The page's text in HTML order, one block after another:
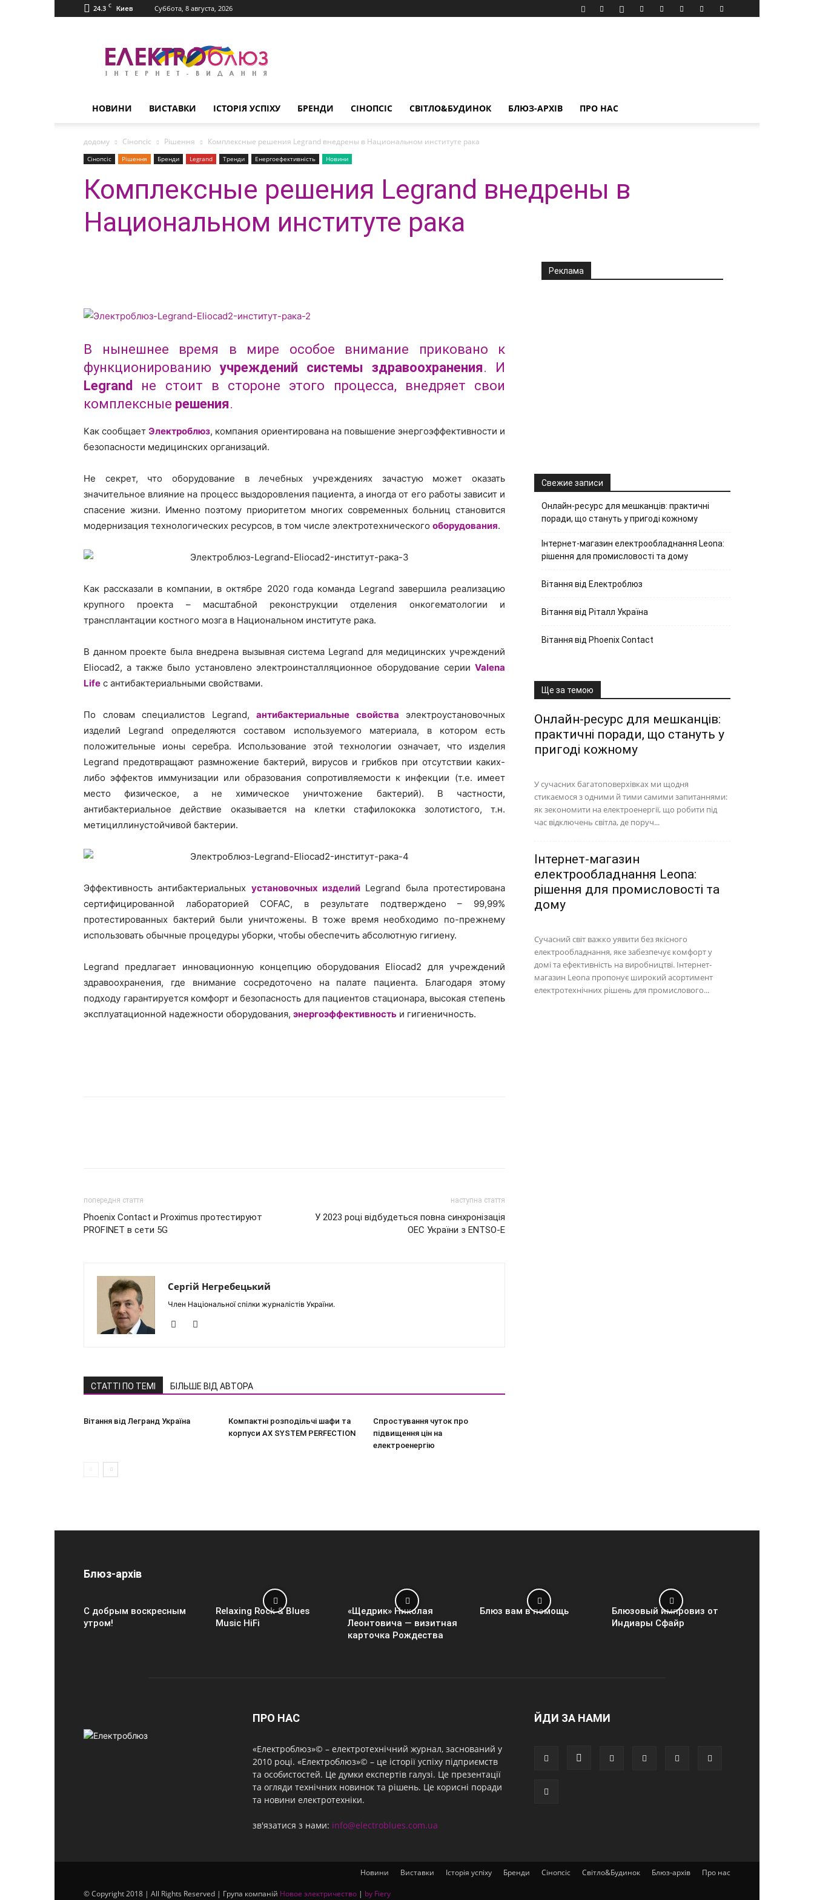
24.3 C Киев Суббота, 8 августа, 2026
НОВИНИ ВИСТАВКИ ІСТОРІЯ УСПІХУ БРЕНДИ СІНОПСІС СВІТЛО&БУДИНОК БЛЮЗ-АРХІВ ПРО НАС
додому Сінопсіс Рішення Комплексные решения Legrand внедрены в Национальном институте рака
Сінопсіс Рішення Бренди Legrand Тренди Енергоефективність Новини
Комплексные решения Legrand внедрены в
Национальном институте рака
В нынешнее время в мире особое внимание приковано к
функционированию учреждений системы здравоохранения. И
Legrand
не стоит в стороне этого процесса, внедряет свои
комплексные решения.
Как сообщаетЭлектроблюз, компания ориентирована на повышение энергоэффективности и
безопасности медицинских организаций.
Не секрет, что оборудование в лечебных учреждениях зачастую может оказать
значительное влияние на процесс выздоровления пациента, а иногда от его работы зависит и
спасение жизни. Именно поэтому приоритетом многих современных больниц становится
модернизация технологических ресурсов, в том числе электротехнического оборудования.
Как рассказали в компании, в октябре 2020 года команда Legrand завершила реализацию
крупного проекта – масштабной реконструкции отделения онкогематологии и
трансплантации костного мозга в Национальном институте рака.
В данном проекте была внедрена вызывная система Legrand для медицинских учреждений
Eliocad2, а также было установлено электроинсталляционное оборудование серии Valena
Life с антибактериальными свойствами.
По словам специалистов Legrand, антибактериальные свойства электроустановочных
изделий Legrand определяются составом используемого материала, в котором есть
положительные ионы серебра. Использование этой технологии означает, что изделия
Legrand предотвращают размножение бактерий, вирусов и грибков при отсутствии каких-
либо эффектов иммунизации или образования сопротивляемости к инфекции (т.е. имеет
место физическое, а не химическое уничтожение бактерий). В частности,
антибактериальное действие оказывается на клетки стафилококка золотистого, т.н.
метициллинустойчивой бактерии.
Эффективность антибактериальных установочных изделий Legrand была протестирована
сертифицированной лабораторией COFAC, в результате подтверждено – 99,99%
протестированных бактерий были уничтожены. В тоже время необходимо по-прежнему
использовать обычные процедуры уборки, чтобы обеспечить абсолютную гигиену.
Legrand предлагает инновационную концепцию оборудования Eliocad2 для учреждений
здравоохранения, где внимание сосредоточено на палате пациента. Благодаря этому
подходу гарантируется комфорт и безопасность для пациентов стационара, высокая степень
эксплуатационной надежности оборудования, энергоэффективность и гигиеничность.
попередня стаття
Phoenix Contact и Proximus протестируют
PROFINET в сети 5G
наступна стаття
У 2023 році відбудеться повна синхронізація
ОЕС України з ENTSO-E
Сергій Негребецький
Член Національної спілки журналістів України.
СТАТТІ ПО ТЕМІ БІЛЬШЕ ВІД АВТОРА
Вітання від Легранд Україна
Компактні розподільчі шафи та
корпуси AX SYSTEM PERFECTION
Спростування чуток про
підвищення цін на
електроенергію
Реклама
Свежие записи
Онлайн-ресурс для мешканців: практичні
поради, що стануть у пригоді кожному
Інтернет-магазин електрообладнання Leona:
рішення для промисловості та дому
Вітання від Електроблюз
Вітання від Ріталл Україна
Вітання від Phoenix Contact
Ще за темою
Онлайн-ресурс для мешканців:
практичні поради, що стануть у
пригоді кожному
У сучасних багатоповерхівках ми щодня
стикаємося з одними й тими самими запитаннями:
як зекономити на електроенергії, що робити під
час відключень світла, де поруч...
Інтернет-магазин
електрообладнання Leona:
рішення для промисловості та
дому
Сучасний світ важко уявити без якісного
електрообладнання, яке забезпечує комфорт у
домі та ефективність на виробництві. Інтернет-
магазин Leona пропонує широкий асортимент
електротехнічних рішень для промислового...
Блюз-архів
С добрым воскресным
утром!
Relaxing Rock & Blues
Music HiFi
«Щедрик» Николая
Леонтовича — визитная
карточка Рождества
Блюз вам в помощь
Блюзовый импровиз от
Индиары Сфайр
ПРО НАС
«Електроблюз»© – електротехнічний журнал, заснований у
2010 році. «Електроблюз»© – це історії успіху підприємств
та особистостей. Це думки експертів галузі. Це презентації
та огляди технічних новинок та рішень. Це корисні поради
та новини електротехніки.
зв'язатися з нами: info@electroblues.com.ua
ЙДИ ЗА НАМИ
Новини Виставки Історія успіху Бренди Сінопсіс Світло&Будинок Блюз-архів Про нас
© Copyright 2018 | All Rights Reserved | Група компаній Новое электричество | by Fiery